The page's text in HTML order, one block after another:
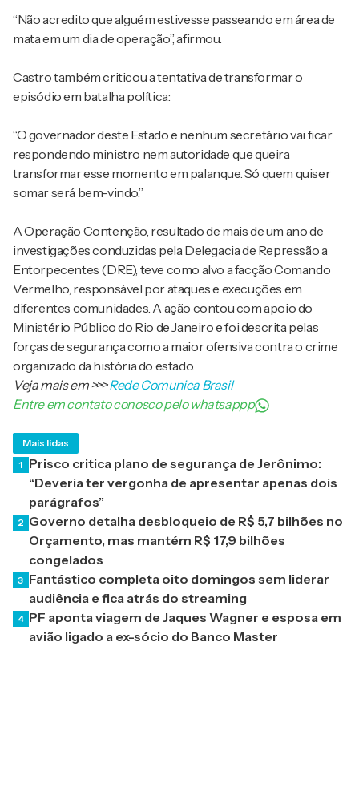
“Não acredito que alguém estivesse passeando em área de
mata em um dia de operação”, afirmou.
Castro também criticou a tentativa de transformar o
episódio em batalha política:
“O governador deste Estado e nenhum secretário vai ficar
respondendo ministro nem autoridade que queira
transformar esse momento em palanque. Só quem quiser
somar será bem-vindo.”
A Operação Contenção, resultado de mais de um ano de
investigações conduzidas pela Delegacia de Repressão a
Entorpecentes (DRE), teve como alvo a facção Comando
Vermelho, responsável por ataques e execuções em
diferentes comunidades. A ação contou com apoio do
Ministério Público do Rio de Janeiro e foi descrita pelas
forças de segurança como a maior ofensiva contra o crime
organizado da história do estado.
Veja mais em>>>Rede Comunica Brasil
Entre em contato conosco pelo whatsappp
Mais lidas
1 Prisco critica plano de segurança de Jerônimo:
“Deveria ter vergonha de apresentar apenas dois
parágrafos”
2 Governo detalha desbloqueio de R$ 5,7 bilhões no
Orçamento, mas mantém R$ 17,9 bilhões
congelados
3 Fantástico completa oito domingos sem liderar
audiência e fica atrás do streaming
4 PF aponta viagem de Jaques Wagner e esposa em
avião ligado a ex-sócio do Banco Master